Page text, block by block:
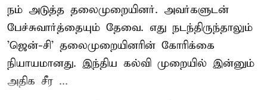
நம் அடுத்த தலைமுறையினர். அவர்களுடன்
பேச்சுவார்த்தையும் தேவை. எது நடந்திருந்தாலும்
'ஜென்-சி' தலைமுறையினரின் கோரிக்கை
நியாயமானது. இந்திய கல்வி முறையில் இன்னும்
அதிக சீர ...